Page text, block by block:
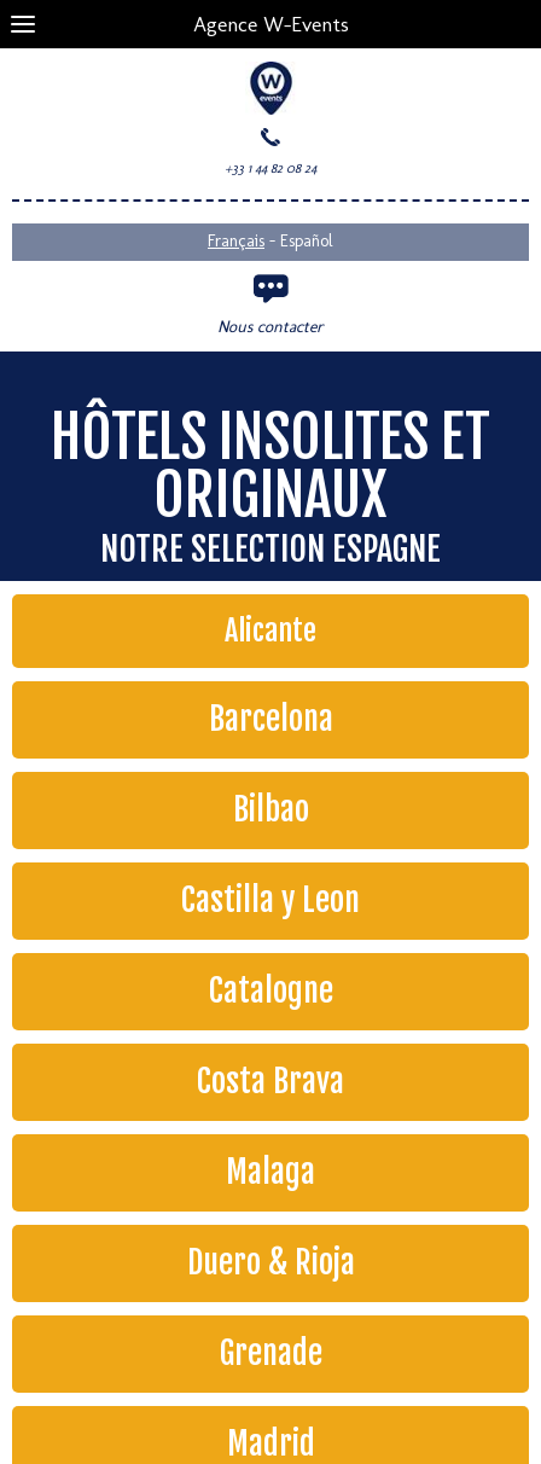
Agence W-Events
+33 1 44 82 08 24
Français - Español
Nous contacter
HÔTELS INSOLITES ET
ORIGINAUX
NOTRE SELECTION ESPAGNE
Alicante
Barcelona
Bilbao
Castilla y Leon
Catalogne
Costa Brava
Malaga
Duero & Rioja
Grenade
Madrid